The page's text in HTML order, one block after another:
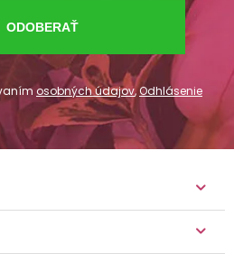
ODOBERAŤ
osobných údajov,Odhlásenie